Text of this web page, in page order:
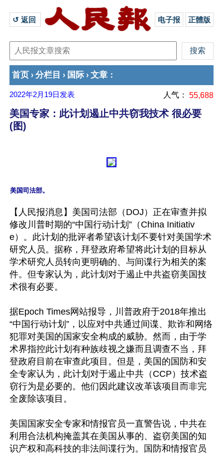
↺ 返回 电子报 正體版
首页 › 分栏目 › 国际 › 文章 ：
2022年2月19日 发表 人气： 55,688
美国专家：此计划遏止中共窃我技术 很必要
(图)
【人民报消息】美国司法部（DOJ）正在审查并拟
修改川普时期的“中国行动计划”（China Initiativ
e）。此计划的批评者希望该计划不要针对美国学术
研究人员。据称，拜登政府希望将此计划的目标从
学术研究人员转向更明确的、与间谍行为相关的案
件。但专家认为，此计划对于遏止中共盗窃美国技
术很有必要。
据Epoch Times网站报导，川普政府于2018年推出
“中国行动计划”，以应对中共通过间谍、欺诈和网络
犯罪对美国的国家安全构成的威胁。然而，由于学
术界指控此计划有种族歧视之嫌而且调查不当，拜
登政府目前在审查此项目。但是，美国的国防和安
全专家认为，此计划对于遏止中共（CCP）技术盗
窃行为是必要的。他们因此建议改革该项目而非完
全废除该项目。
美国国家安全专家和情报官员一直警告说，中共在
利用合法机构掩盖其在美国从事的、盗窃美国的知
识产权和高科技的非法间谍行为。国防和情报官员